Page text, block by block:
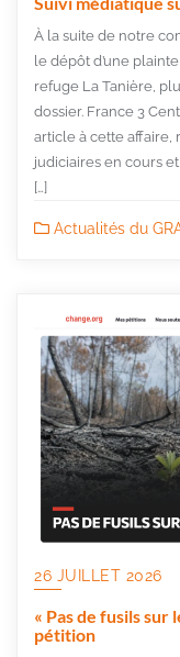
À la suite de notre
le dépôt d’une
refuge La Tanière,
dossier. France 3
article à cette affaire,
judiciaires en cours
[…]
Actualités du
26 JUILLET 2026
« Pas de fusils sur
pétition​